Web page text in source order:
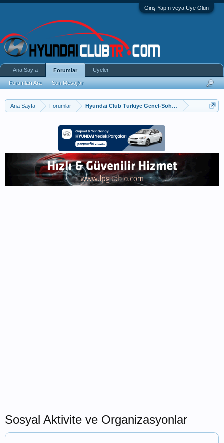
Giriş Yapın veya Üye Olun
Ana Sayfa Forumlar Hyundai Club Türkiye Genel-Sohbet
Sosyal Aktivite ve Organizasyonlar
Ana Sayfa Forumlar
Forumları Ara Son Mesajlar
Üyeler